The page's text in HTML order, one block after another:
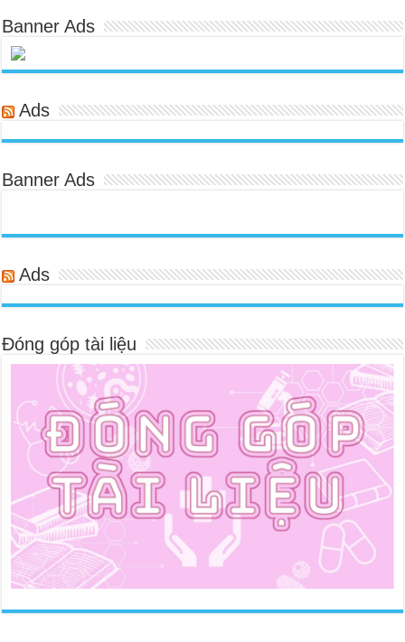
Banner Ads
Ads
Banner Ads
Ads
Đóng góp tài liệu